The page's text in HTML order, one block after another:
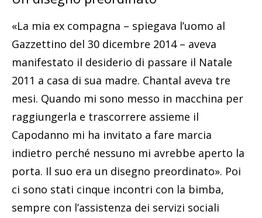
«La mia ex compagna – spiegava l’uomo al
Gazzettino del 30 dicembre 2014 – aveva
manifestato il desiderio di passare il Natale
2011 a casa di sua madre. Chantal aveva tre
mesi. Quando mi sono messo in macchina per
raggiungerla e trascorrere assieme il
Capodanno mi ha invitato a fare marcia
indietro perché nessuno mi avrebbe aperto la
porta. Il suo era un disegno preordinato». Poi
ci sono stati cinque incontri con la bimba,
sempre con l’assistenza dei servizi sociali